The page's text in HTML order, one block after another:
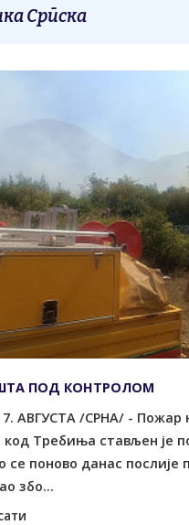
Српска
ПОД КОНTРОЛОМ
АВГУСТА /СРНА/ - Пожар
код Tребиња стављен је
се поново данас послије
збо...